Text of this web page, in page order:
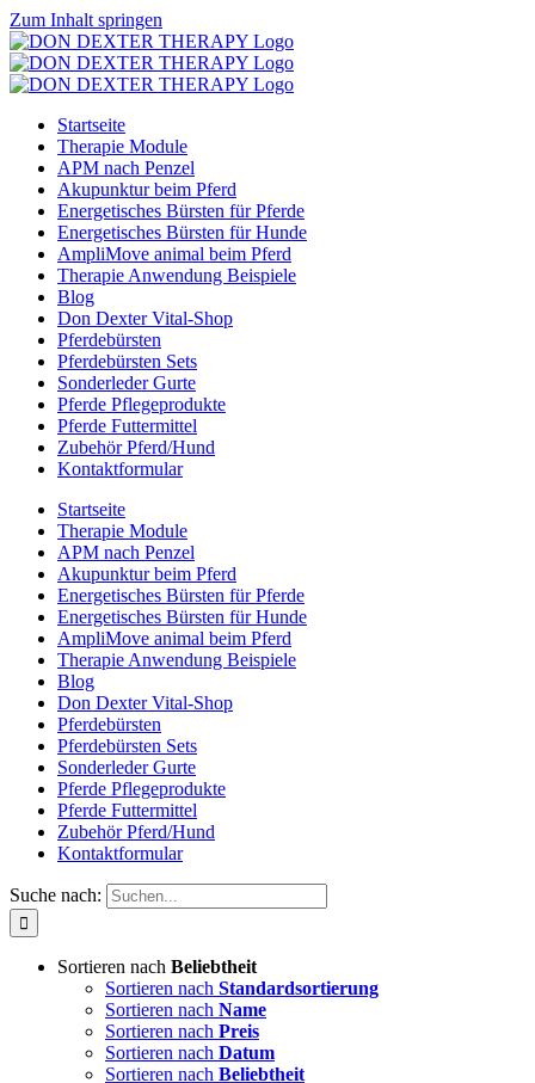
Zum Inhalt springen
Startseite
Therapie Module
APM nach Penzel
Akupunktur beim Pferd
Energetisches Bürsten für Pferde
Energetisches Bürsten für Hunde
AmpliMove animal beim Pferd
Therapie Anwendung Beispiele
Blog
Don Dexter Vital-Shop
Pferdebürsten
Pferdebürsten Sets
Sonderleder Gurte
Pferde Pflegeprodukte
Pferde Futtermittel
Zubehör Pferd/Hund
Kontaktformular
Startseite
Therapie Module
APM nach Penzel
Akupunktur beim Pferd
Energetisches Bürsten für Pferde
Energetisches Bürsten für Hunde
AmpliMove animal beim Pferd
Therapie Anwendung Beispiele
Blog
Don Dexter Vital-Shop
Pferdebürsten
Pferdebürsten Sets
Sonderleder Gurte
Pferde Pflegeprodukte
Pferde Futtermittel
Zubehör Pferd/Hund
Kontaktformular
Suche nach:
Sortieren nach Beliebtheit
Sortieren nach Standardsortierung
Sortieren nach Name
Sortieren nach Preis
Sortieren nach Datum
Sortieren nach Beliebtheit